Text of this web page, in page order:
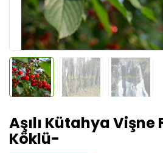
Aşılı Kütahya Vişne
Köklü-